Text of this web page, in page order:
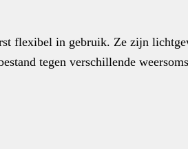
flexibel in gebruik. Ze zijn
tegen verschillende